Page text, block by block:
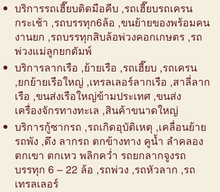
บริการรถเฮี๊ยบติดมือคีบ ,รถเฮี๊ยบรถเครน
กระเช้า ,รถบรรทุก6ล้อ ,ขนย้ายของพร้อมคน
งานยก ,รถบรรทุกสิบล้อพ่วงคอกเกษตร ,รถ
พ่วงแม่ลูกยกดัมพ์
บริการลากเรือ ,ย้ายเรือ ,รถเฮี๊ยบ ,รถเครน
,ยกย้ายเรือใหญ่ ,เทรลเลอร์ลากเรือ ,สาลี่ลาก
เรือ ,ขนส่งเรือใหญ่ข้ามประเทศ ,ขนส่ง
เครื่องจักรทางทะเล ,สินค้าขนาดใหญ่
บริการกู้ซากรถ ,รถเกิดอุบัติเหตุ ,เคลื่อนย้าย
รถพัง ,ดึง ลากรถ ตกข้างทาง คูน้ำ ลำคลอง
ตกเขา ตกเหว พลิกคว่ำ รถยกลากจูงรถ
บรรทุก 6 – 22 ล้อ ,รถพ่วง ,รถหัวลาก ,รถ
เทรลเลอร์